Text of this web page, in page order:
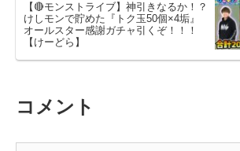
【🔴モンストライブ】神引きなるか！？
けしモンで貯めた『トク玉50個×4垢』
オールスター感謝ガチャ引くぞ！！！
【けーどら】
コメント